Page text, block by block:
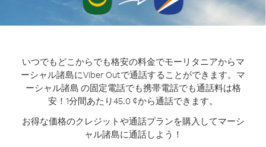
いつでもどこからでも格安の料金でモーリタニアからマ
ーシャル諸島にViber Outで通話することができます。 マ
ーシャル諸島 の固定電話でも携帯電話でも通話料は格
安！1分間あたり45.0 ¢から通話できます。
お得な価格のクレジットや通話プランを購入してマーシ
ャル諸島に通話しよう！